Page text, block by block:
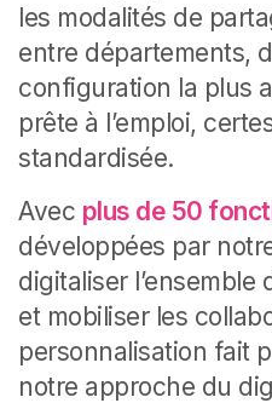
les modalités de
entre départements,
configuration la plus
prête à l’emploi,
standardisée.
Avec plus de 50
développées par
digitaliser
et mobiliser les
personnalisation fait
notre approche du